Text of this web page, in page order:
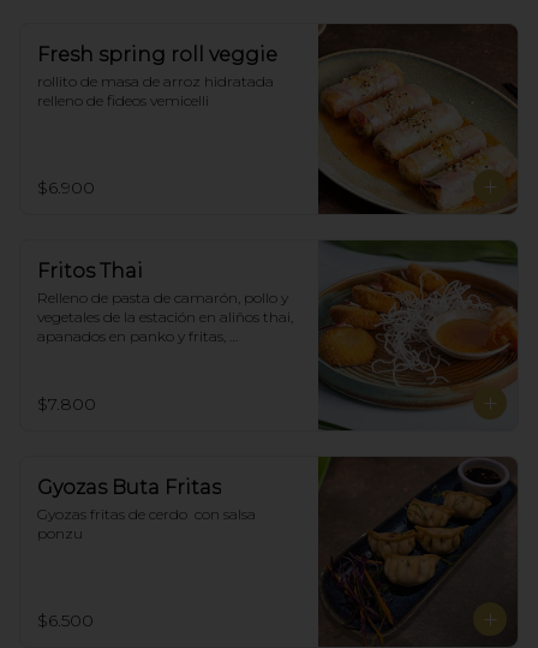
Fresh spring roll veggie
rollito de masa de arroz hidratada
relleno de fideos vemicelli
$6.900
Fritos Thai
Relleno de pasta de camarón, pollo y
vegetales de la estación en aliños thai,
apanados en panko y fritas,
$7.800
Gyozas Buta Fritas
Gyozas fritas de cerdo  con salsa
ponzu
$6.500